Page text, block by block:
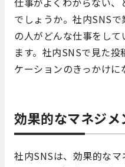
でしょうか。社内SNS
の人がどんな仕事をし
ます。社内SNSで見た
ケーションのきっかけに
効果的なマネジ
社内SNSは、効果的な